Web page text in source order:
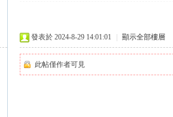
發表於 2024-8-29 14:01:01 顯示全部樓層
此帖僅作者可見